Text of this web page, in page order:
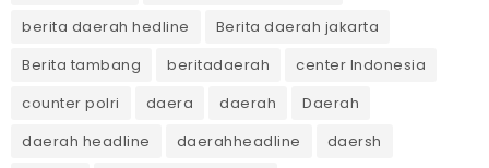
berita daerah hedline
Berita daerah jakarta
Berita tambang
beritadaerah
center Indonesia
counter polri
daera daerah
Daerah
daerah headline
daerahheadline
daersh